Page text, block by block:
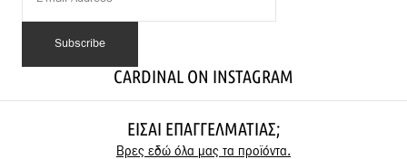
CARDINAL ON INSTAGRAM
ΕΊΣΑΙ ΕΠΑΓΓΕΛΜΑΤΊΑΣ;
Βρες εδώ όλα μας τα προϊόντα.